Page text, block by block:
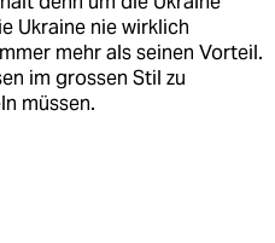
Ukraine nie wirklich
mehr als seinen Vorteil.
im grossen Stil zu
müssen.